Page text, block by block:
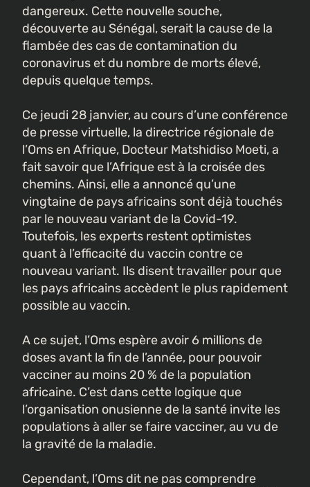
dangereux. Cette nouvelle souche,
découverte au Sénégal, serait la cause de la
flambée des cas de contamination du
coronavirus et du nombre de morts élevé,
depuis quelque temps.
Ce jeudi 28 janvier, au cours d’une conférence
de presse virtuelle, la directrice régionale de
l’Oms en Afrique, Docteur Matshidiso Moeti, a
fait savoir que l’Afrique est à la croisée des
chemins. Ainsi, elle a annoncé qu’une
vingtaine de pays africains sont déjà touchés
par le nouveau variant de la Covid-19.
Toutefois, les experts restent optimistes
quant à l’efficacité du vaccin contre ce
nouveau variant. Ils disent travailler pour que
les pays africains accèdent le plus rapidement
possible au vaccin.
A ce sujet, l’Oms espère avoir 6 millions de
doses avant la fin de l’année, pour pouvoir
vacciner au moins 20 % de la population
africaine. C’est dans cette logique que
l’organisation onusienne de la santé invite les
populations à aller se faire vacciner, au vu de
la gravité de la maladie.
Cependant, l’Oms dit ne pas comprendre